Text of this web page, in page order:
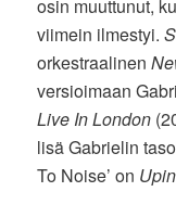
osin muuttunut,
viimein ilmestyi.
orkestraalinen
versioimaan
Live In London
lisä Gabrielin
To Noise’ on Upin